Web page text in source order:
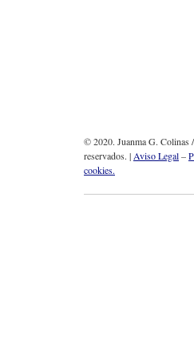
© 2020. Juanma G. Colinas
reservados. |Aviso Legal–
cookies.